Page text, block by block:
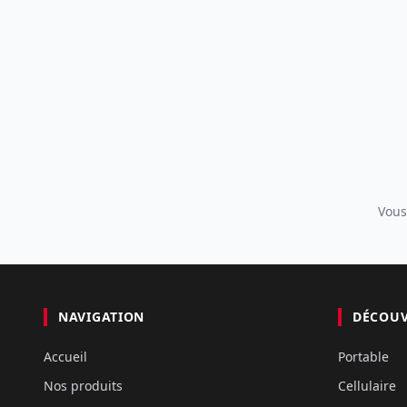
NAVIGATION
Accueil
Nos produits
Portable
Cellulaire